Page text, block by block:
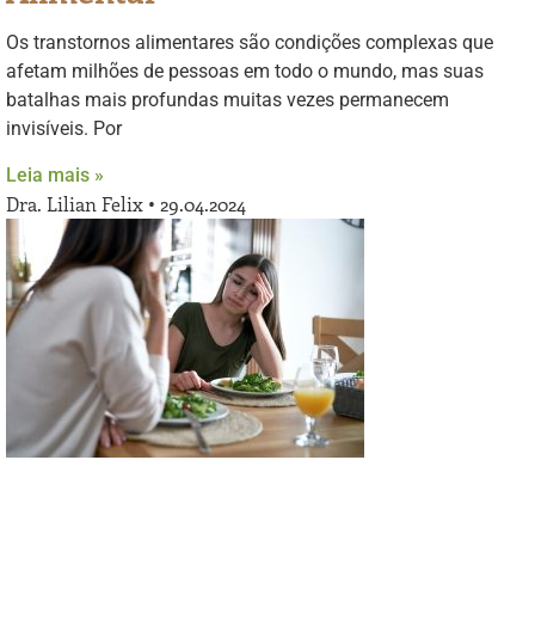
Os transtornos alimentares são condições complexas que
afetam milhões de pessoas em todo o mundo, mas suas
batalhas mais profundas muitas vezes permanecem
invisíveis. Por
Leia mais »
Dra. Lilian Felix 29.04.2024